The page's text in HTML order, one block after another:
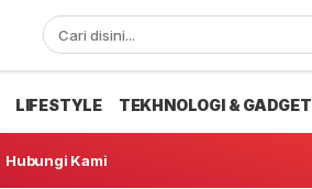
LIFESTYLE TEKHNOLOGI & GADGET
Hubungi Kami